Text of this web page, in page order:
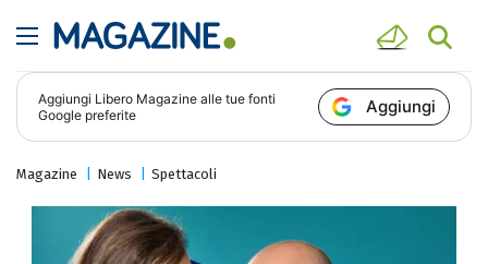
Aggiungi Libero Magazine alle tue fonti
Google preferite
Aggiungi
Magazine News Spettacoli